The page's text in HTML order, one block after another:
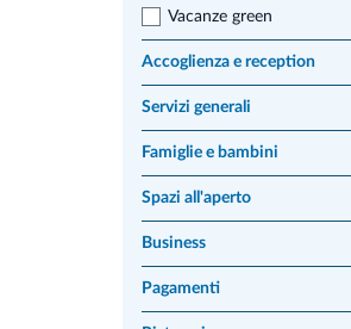
Vacanze green
Accoglienza e reception
Servizi generali
Famiglie e bambini
Spazi all'aperto
Business
Pagamenti